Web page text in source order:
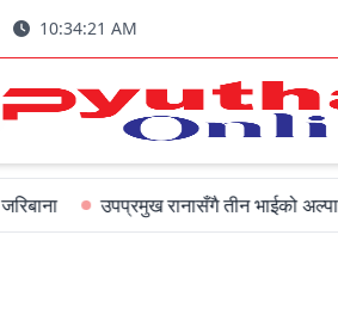
10:34:22 AM
उपप्रमुख रानासँगै तीन भाईको अल्पायुमै दुखद निधन